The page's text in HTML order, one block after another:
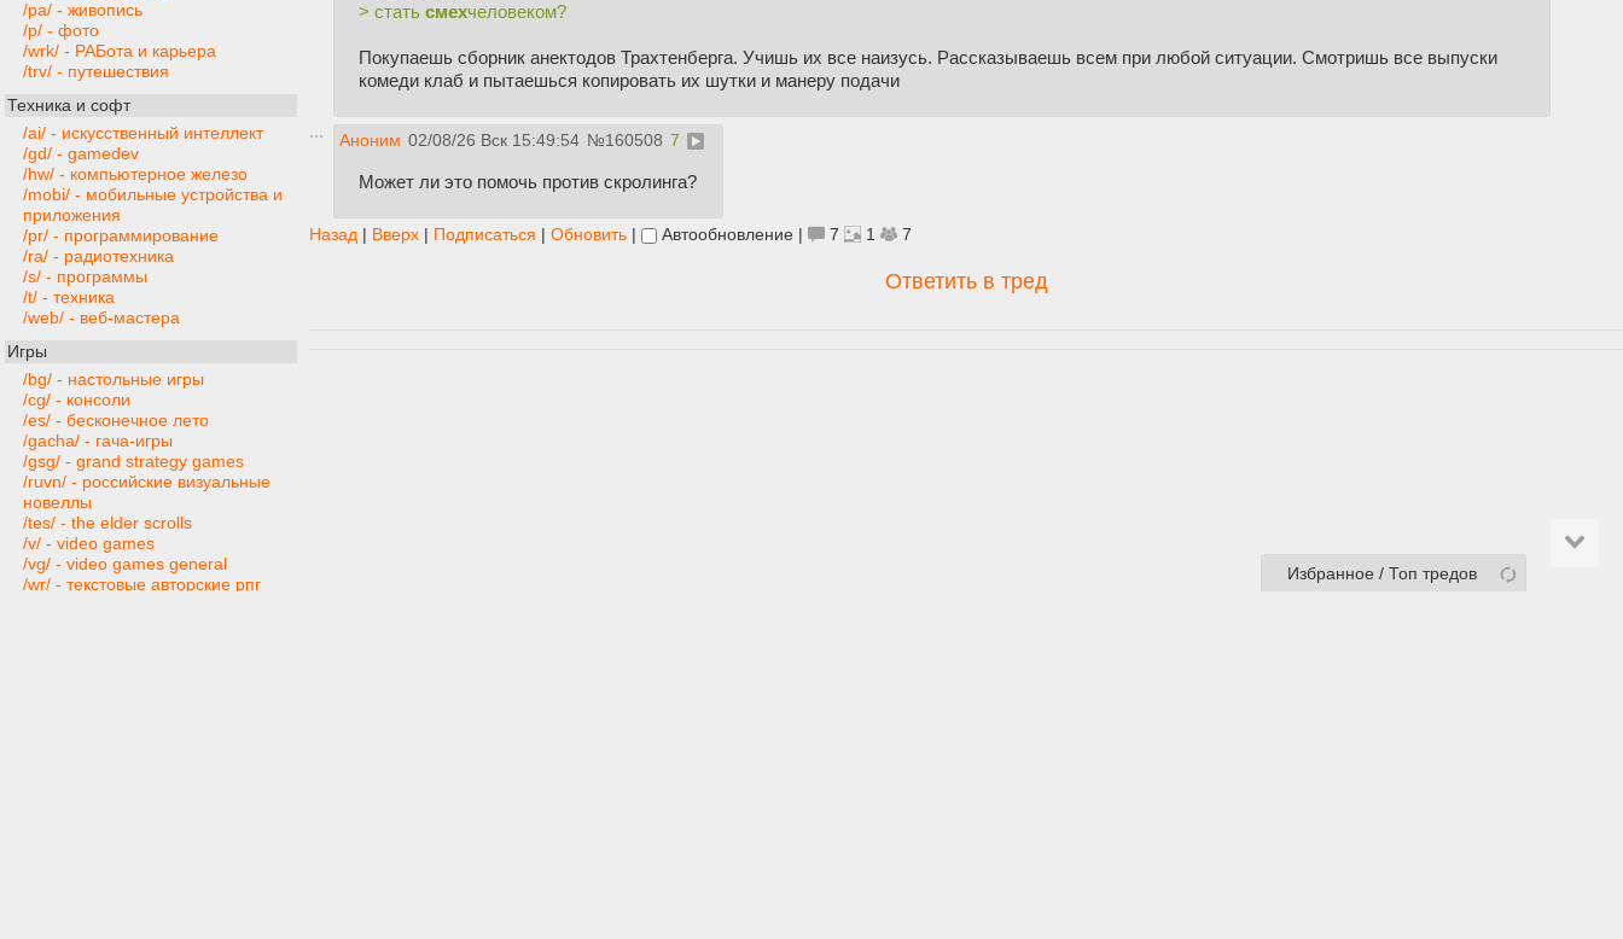
/pa/ - живопись
/p/ - фото
/wrk/ - РАБота и карьера
/trv/ - путешествия
Техника и софт
/ai/ - искусственный интеллект
/gd/ - gamedev
/hw/ - компьютерное железо
/mobi/ - мобильные устройства и
приложения
/pr/ - программирование
/ra/ - радиотехника
/s/ - программы
/t/ - техника
/web/ - веб-мастера
Игры
/bg/ - настольные игры
/cg/ - консоли
/es/ - бесконечное лето
/gacha/ - гача-игры
/gsg/ - grand strategy games
/ruvn/ - российские визуальные
новеллы
/tes/ - the elder scrolls
/v/ - video games
/vg/ - video games general
/wr/ - текстовые авторские рпг
> стать смехчеловеком?
Покупаешь сборник анектодов Трахтенберга. Учишь их все наизусь. Рассказываешь всем при любой ситуации. Смотришь все выпуски
комеди клаб и пытаешься копировать их шутки и манеру подачи
Аноним 02/08/26 Вск 15:49:54 №160508 7
Может ли это помочь против скролинга?
Назад Вверх Подписаться Обновить Автообновление 7 1 7
Ответить в тред
Избранное / Топ тредов